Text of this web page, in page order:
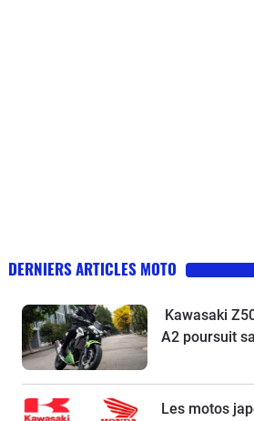
DERNIERS ARTICLES MOTO
Kawasaki
A2 poursuit
Les motos